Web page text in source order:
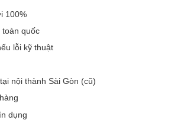
100%
toàn quốc
lỗi kỹ thuật
nội thành Sài Gòn (cũ)
dụng